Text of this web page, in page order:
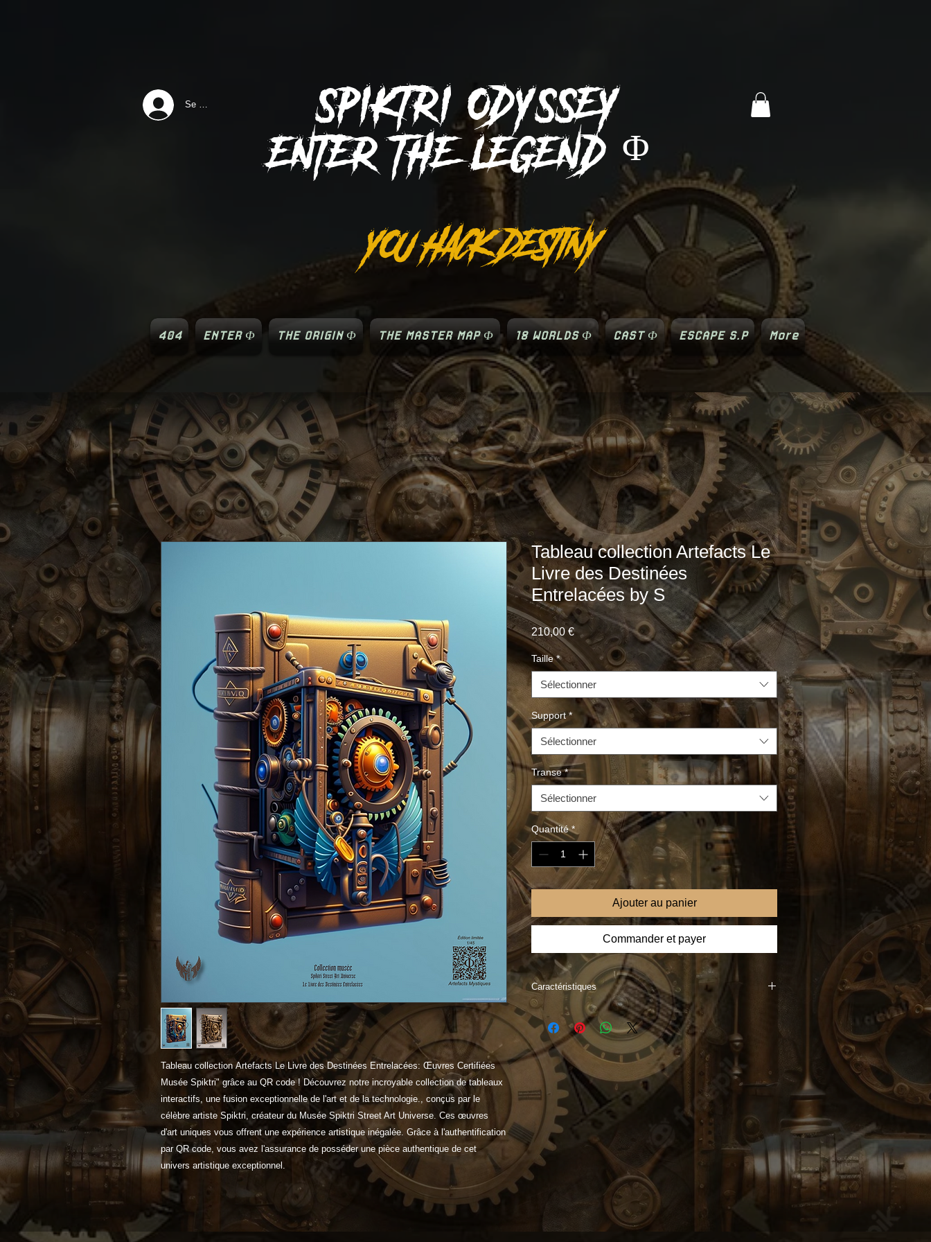
SPIKTRIODYSSEY
ENTER THE LEGEND Φ
Se connecter
YOU HACK DESTINY
404 ENTER Φ THE ORIGIN Φ THE MASTER MAP Φ 18 WORLDS Φ CAST Φ ESCAPE S.P More
Tableau collection Artefacts Le Livre des Destinées Entrelacées: Œuvres Certifiées
Musée Spiktri" grâce au QR code ! Découvrez notre incroyable collection de tableaux
interactifs, une fusion exceptionnelle de l'art et de la technologie., conçus par le
célèbre artiste Spiktri, créateur du Musée Spiktri Street Art Universe. Ces œuvres
d'art uniques vous offrent une expérience artistique inégalée. Grâce à l'authentification
par QR code, vous avez l'assurance de posséder une pièce authentique de cet
univers artistique exceptionnel.
Tableau collection Artefacts Le
Livre des Destinées
Entrelacées by S
210,00 €Prix
Taille *
Sélectionner
Support *
Sélectionner
Transe *
Sélectionner
Quantité *
Ajouter au panier
Commander et payer
Caractéristiques
"Explorez l'Éxclusivité du Bitkantik Spiktronien : Une
Collection Limitée de 45 Œuvres Uniques, Authentifiées
par QR Code.
Chaque tableau, précieux chef-d'œuvre issu de la
Collection Bitkantik du Musée Spiktri, est une
expérience sensorielle interactive. Seulement 45
exemplaires existent, chacun authentifié par un QR
code garantissant son unicité.